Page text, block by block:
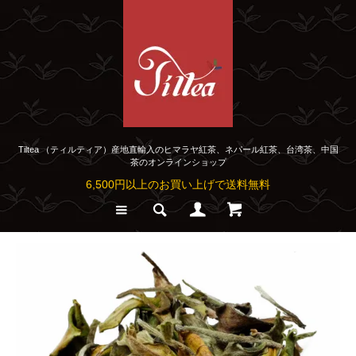
Tiltea （ティルティア）産地直輸入のヒマラヤ紅茶、ネパール紅茶、台湾茶、中国
茶のオンラインショップ
6,500円以上のお買い上げで送料無料